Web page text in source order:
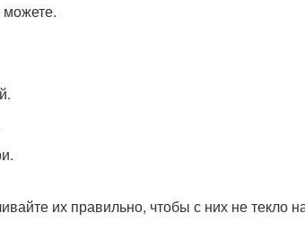
их правильно, чтобы с них не текло